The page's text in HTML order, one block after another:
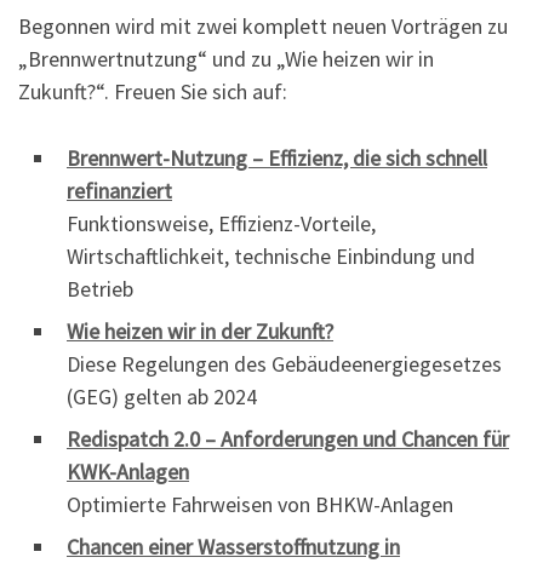
Begonnen wird mit zwei komplett neuen Vorträgen zu
„Brennwertnutzung“ und zu „Wie heizen wir in
Zukunft?“. Freuen Sie sich auf:
Brennwert-Nutzung – Effizienz, die sich schnell
refinanziert
Funktionsweise, Effizienz-Vorteile,
Wirtschaftlichkeit, technische Einbindung und
Betrieb
Wie heizen wir in der Zukunft?
Diese Regelungen des Gebäudeenergiegesetzes
(GEG) gelten ab 2024
Redispatch 2.0 – Anforderungen und Chancen für
KWK-Anlagen
Optimierte Fahrweisen von BHKW-Anlagen
Chancen einer Wasserstoffnutzung in